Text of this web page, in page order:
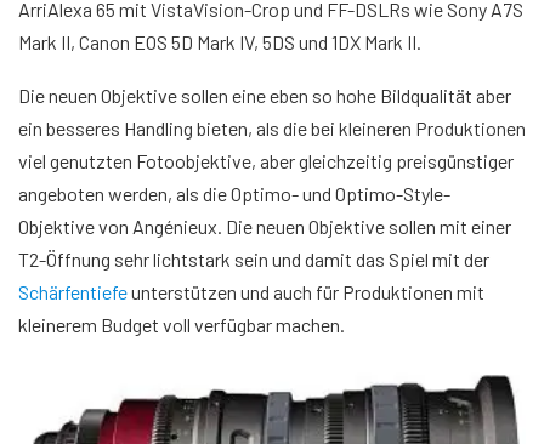
ArriAlexa 65 mit VistaVision-Crop und FF-DSLRs wie Sony A7S
Mark II, Canon EOS 5D Mark IV, 5DS und 1DX Mark II.
Die neuen Objektive sollen eine eben so hohe Bildqualität aber
ein besseres Handling bieten, als die bei kleineren Produktionen
viel genutzten Fotoobjektive, aber gleichzeitig preisgünstiger
angeboten werden, als die Optimo- und Optimo-Style-
Objektive von Angénieux. Die neuen Objektive sollen mit einer
T2-Öffnung sehr lichtstark sein und damit das Spiel mit der
Schärfentiefeunterstützen und auch für Produktionen mit
kleinerem Budget voll verfügbar machen.